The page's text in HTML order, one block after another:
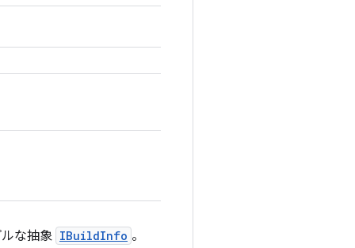
な抽象 IBuildInfo 。